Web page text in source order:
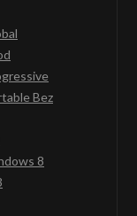
Bez
8